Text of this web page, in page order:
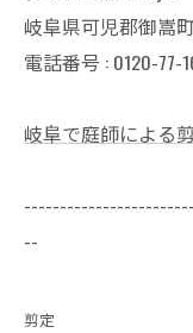
岐阜県可児郡御嵩
電話番号 : 0120-77-
岐阜で庭師による
--
剪定